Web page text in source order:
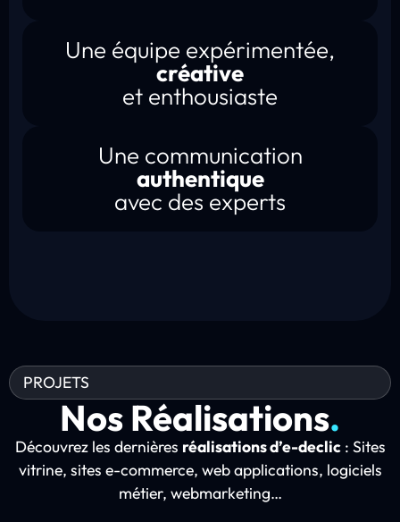
Une équipe expérimentée,
créative
et enthousiaste
Une communication
authentique
avec des experts
PROJETS
Nos Réalisations.
Découvrez les dernières réalisations d’e-declic: Sites
vitrine, sites e-commerce, web applications, logiciels
métier, webmarketing…